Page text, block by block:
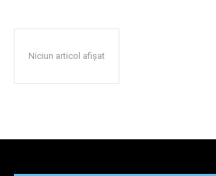
Niciun articol afișat